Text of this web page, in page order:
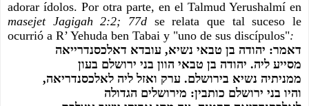
masejet Jagigah 2:2; 77d se relata que tal suceso le
ocurrió a R’ Yehuda ben Tabai y "uno de sus discípulos":